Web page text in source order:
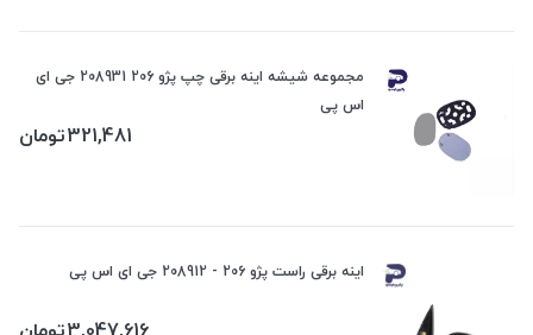
مجموعه شیشه اینه برقی چپ پژو 206 208931 جی ای
اس پی
321,481تومان
اینه برقی راست پژو 206 - 208912 جی ای اس پی